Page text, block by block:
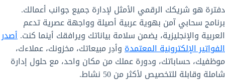
دفترة هو شريكك الرقمي الأمثل لإدارة جميع جوانب أعمالك.
برنامج سحابي آمن بهوية عربية أصيلة وواجهة عصرية تدعم
العربية والإنجليزية، يضمن سلامة بياناتك ويرافقك أينما كنت. أصدر
الفواتير الإلكترونية المعتمدة وأدِر مبيعاتك، مخزونك، عملاءك،
موظفيك، حساباتك، ودورة عملك من مكان واحد، مع حلول إدارة
شاملة وقابلة للتخصيص لأكثر من 50 نشاط.